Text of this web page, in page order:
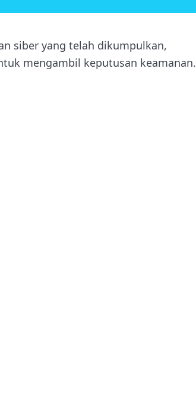
siber yang telah dikumpulkan,
mengambil keputusan keamanan.